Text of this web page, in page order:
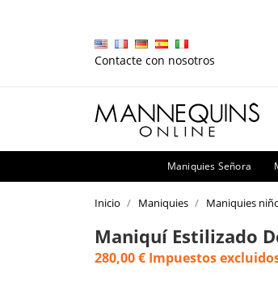
Contacte con nosotros
Maniquies Señora
Inicio Maniquies Maniquies
Maniquí Estilizado
280,00 € Impuestos